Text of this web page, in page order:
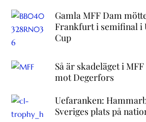
Gamla MFF Dam
Frankfurt i semifinal i
Cup
Så är skadeläget i
mot Degerfors
Uefaranken:
Sveriges plats på